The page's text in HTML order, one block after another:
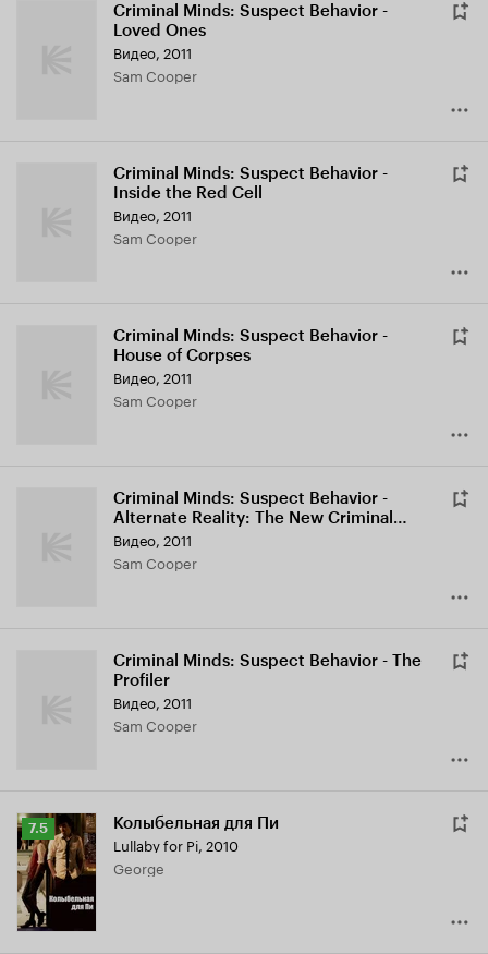
Criminal Minds: Suspect Behavior -
Loved Ones
Видео, 2011
Sam Cooper
Criminal Minds: Suspect Behavior -
Inside the Red Cell
Видео, 2011
Sam Cooper
Criminal Minds: Suspect Behavior -
House of Corpses
Видео, 2011
Sam Cooper
Criminal Minds: Suspect Behavior -
Alternate Reality: The New Criminal
Minds
Видео, 2011
Sam Cooper
Criminal Minds: Suspect Behavior - The
Profiler
Видео, 2011
Sam Cooper
Рейтинг
Кинопоиска
7.5
7.5 Колыбельная для Пи
Lullaby for Pi, 2010
George